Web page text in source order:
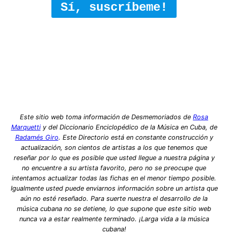
Sí, suscríbeme!
Este sitio web toma información de Desmemoriados de Rosa
Marquettiy del Diccionario Enciclopédico de la Música en Cuba, de
Radamés Giro. Este Directorio está en constante construcción y
actualización, son cientos de artistas a los que tenemos que
reseñar por lo que es posible que usted llegue a nuestra página y
no encuentre a su artista favorito, pero no se preocupe que
intentamos actualizar todas las fichas en el menor tiempo posible.
Igualmente usted puede enviarnos información sobre un artista que
aún no esté reseñado. Para suerte nuestra el desarrollo de la
música cubana no se detiene, lo que supone que este sitio web
nunca va a estar realmente terminado. ¡Larga vida a la música
cubana!